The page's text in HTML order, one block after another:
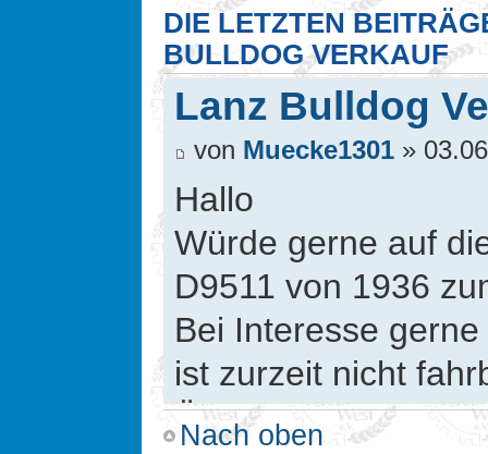
DIE LETZTEN
BULLDOG VERKAUF
Lanz Bulldog
von Muecke1301 »
Hallo
Würde gerne auf
D9511 von 1936
Bei Interesse
ist zurzeit nicht
Überholung
Nach oben